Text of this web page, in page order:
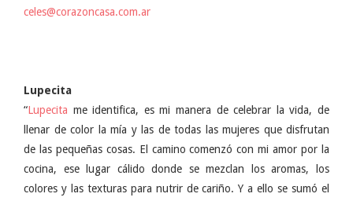
celes@corazoncasa.com.ar
Lupecita
“Lupecita me identifica, es mi manera de celebrar la vida, de
llenar de color la mía y las de todas las mujeres que disfrutan
de las pequeñas cosas. El camino comenzó con mi amor por la
cocina, ese lugar cálido donde se mezclan los aromas, los
colores y las texturas para nutrir de cariño. Y a ello se sumó el